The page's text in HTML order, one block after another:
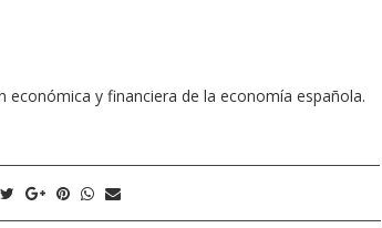
económica y financiera de la economía española.